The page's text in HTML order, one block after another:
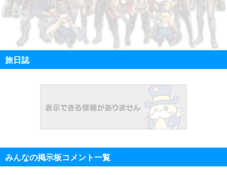
旅日誌
みんなの掲示板コメント一覧